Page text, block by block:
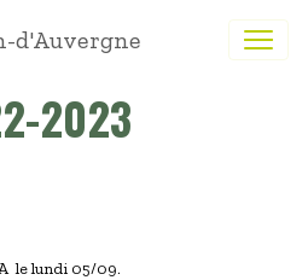
2023
le lundi 05/09.